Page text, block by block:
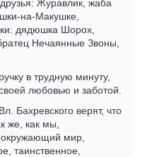
Журавлик, жаба
на-Макушке,
дядюшка Шорох,
Нечаянные Звоны,
в трудную минуту,
любовью и заботой.
Бахревского верят, что
же, как мы,
окружающий мир,
таинственное,